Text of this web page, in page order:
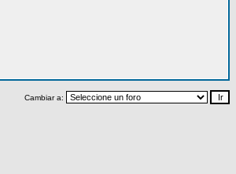
Cambiar a: